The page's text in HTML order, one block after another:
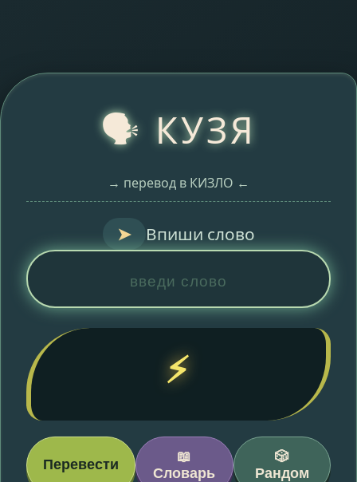
🗣️ КУЗЯ
→ перевод в КИЗЛО ←
➤ Впиши слово
⚡
Перевести
📖
Словарь
🎲
Рандом